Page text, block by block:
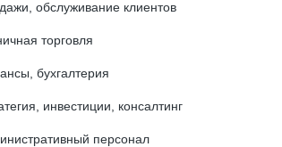
обслуживание клиентов
торговля
бухгалтерия
инвестиции, консалтинг
персонал